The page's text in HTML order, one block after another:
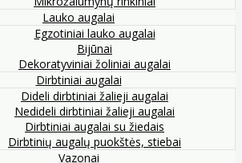
Lauko augalai
Egzotiniai lauko augalai
Bijūnai
Dekoratyviniai žoliniai augalai
Dirbtiniai augalai
Dideli dirbtiniai žalieji augalai
Nedideli dirbtiniai žalieji augalai
Dirbtiniai augalai su žiedais
Dirbtinių augalų puokštės, stiebai
Vazonai